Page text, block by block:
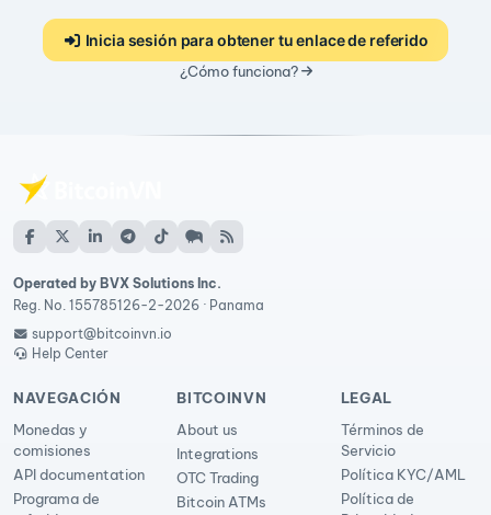
Inicia sesión para obtener tu enlace de referido
¿Cómo funciona?
Operated by BVX Solutions Inc.
Reg. No. 155785126-2-2026 · Panama
support@bitcoinvn.io
Help Center
NAVEGACIÓN
Monedas y
comisiones
API documentation
Programa de
BITCOINVN
About us
Integrations
OTC Trading
Bitcoin ATMs
LEGAL
Términos de
Servicio
Política KYC/AML
Política de